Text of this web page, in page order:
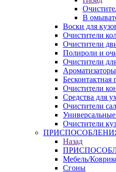
В
Воски для
Очистители
Очистители
Полироли и
Очистители
Ароматизаторы
Бесконтактная
Очистители
Средства для
Очистители
Очистители
Назад
Мебель/
Сгоны